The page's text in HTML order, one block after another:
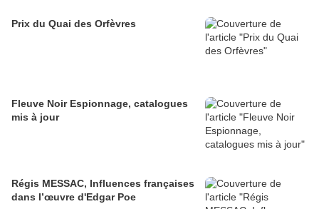
Prix du Quai des Orfèvres
Fleuve Noir Espionnage, catalogues
mis à jour
Régis MESSAC, Influences françaises
dans l’œuvre d'Edgar Poe